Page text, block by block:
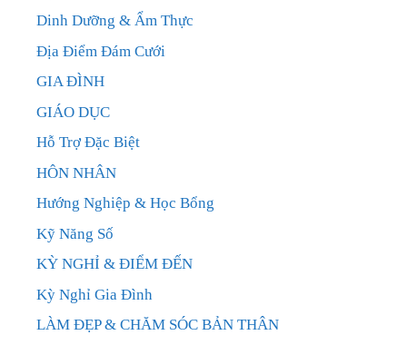
Dinh Dưỡng & Ẩm Thực
Địa Điểm Đám Cưới
GIA ĐÌNH
GIÁO DỤC
Hỗ Trợ Đặc Biệt
HÔN NHÂN
Hướng Nghiệp & Học Bổng
Kỹ Năng Số
KỲ NGHỈ & ĐIỂM ĐẾN
Kỳ Nghỉ Gia Đình
LÀM ĐẸP & CHĂM SÓC BẢN THÂN